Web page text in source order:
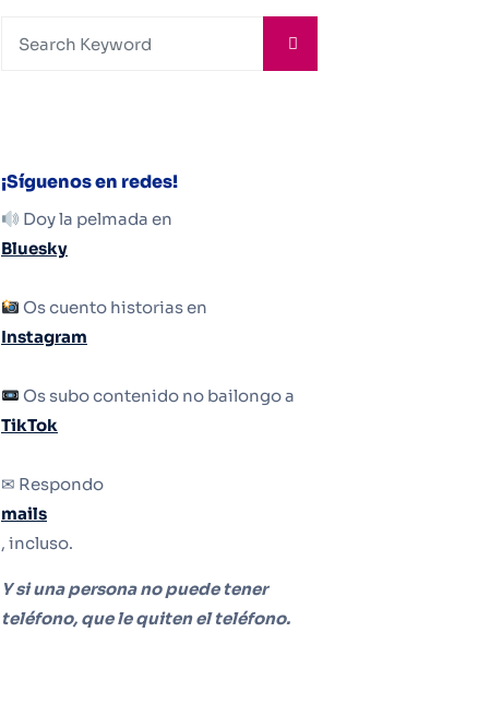
¡Síguenos en redes!
Doy la pelmada en
Bluesky
Os cuento historias en
Instagram
Os subo contenido no bailongo a
TikTok
✉ Respondo
mails
, incluso.
Y si una persona no puede tener
teléfono, que le quiten el teléfono.